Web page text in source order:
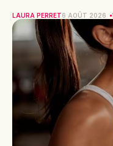
LAURA PERRET6 AOÛT 2026